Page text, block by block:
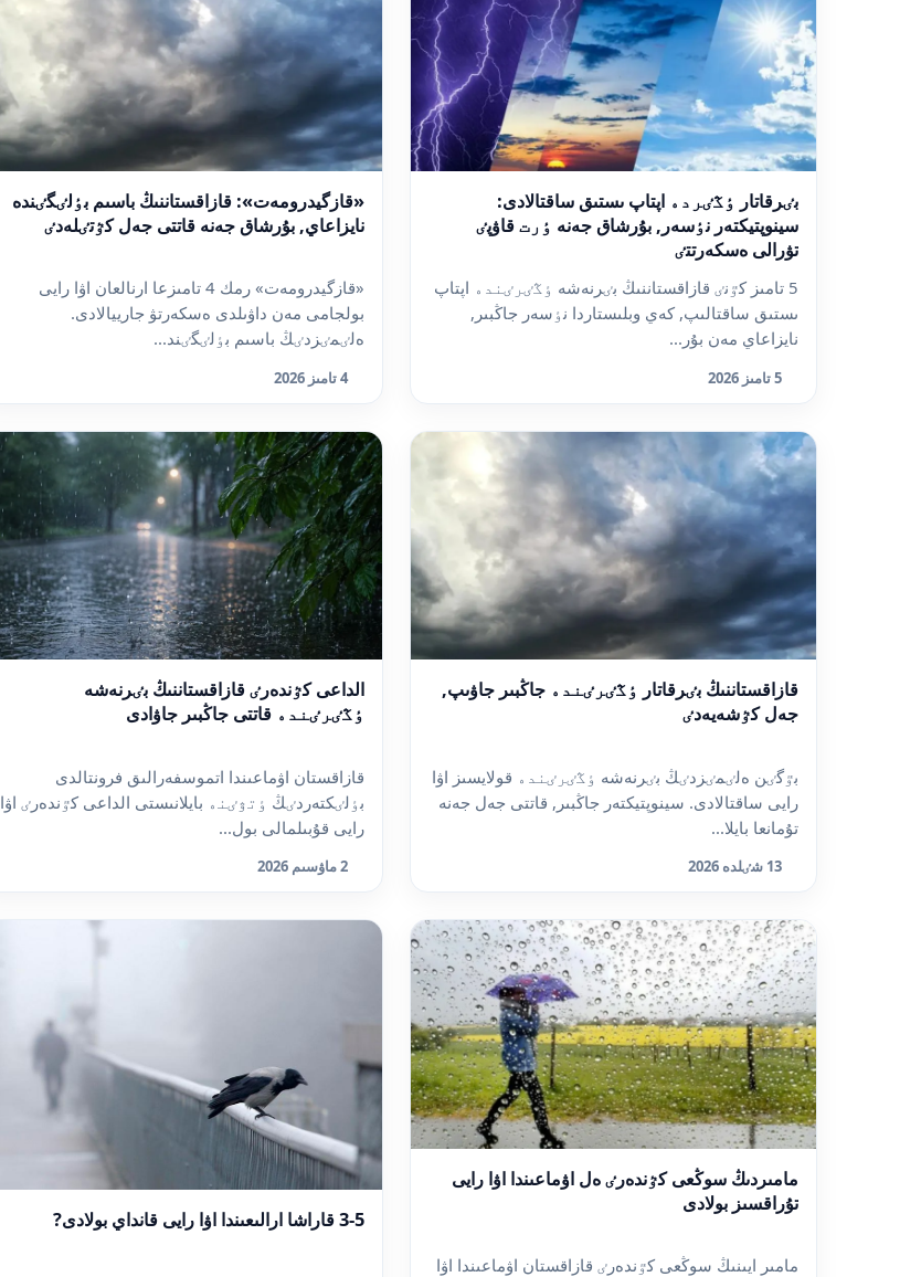
بٸرقاتار ٶڭٸردە اپتاپ ىستىق ساقتالادى:
سينوپتيكتەر نٶسەر, بۇرشاق جەنە ٶرت قاۋپٸ
تۋرالى ەسكەرتتٸ
5 تامىز كٷنٸ قازاقستاننىڭ بٸرنەشە ٶڭٸرٸندە اپتاپ
ىستىق ساقتالىپ, كەي وبلىستاردا نٶسەر جاڭبىر,
نايزاعاي مەن بۇر...
5 تامىز 2026
«قازگيدرومەت»: قازاقستاننىڭ باسىم بٶلٸگٸندە
نايزاعاي, بۇرشاق جەنە قاتتى جەل كٷتٸلەدٸ
«قازگيدرومەت» رمك 4 تامىزعا ارنالعان اۋا رايى
بولجامى مەن داۋىلدى ەسكەرتۋ جارييالادى.
ەلٸمٸزدٸڭ باسىم بٶلٸگٸند...
4 تامىز 2026
قازاقستاننىڭ بٸرقاتار ٶڭٸرٸندە جاڭبىر جاۋىپ,
جەل كٷشەيەدٸ
بٷگٸن ەلٸمٸزدٸڭ بٸرنەشە ٶڭٸرٸندە قولايسىز اۋا
رايى ساقتالادى. سينوپتيكتەر جاڭبىر, قاتتى جەل جەنە
تۇمانعا بايلا...
13 شٸلدە 2026
الداعى كٷندەرٸ قازاقستاننىڭ بٸرنەشە
ٶڭٸرٸندە قاتتى جاڭبىر جاۋادى
قازاقستان اۋماعىندا اتموسفەرالىق فرونتالدى
بٶلٸكتەردٸڭ ٶتۋٸنە بايلانىستى الداعى كٷندەرٸ اۋا
رايى قۇبىلمالى بول...
2 ماۋسىم 2026
مامىردىڭ سوڭعى كٷندەرٸ ەل اۋماعىندا اۋا رايى
تۇراقسىز بولادى
مامىر ايىنىڭ سوڭعى كٷندەرٸ قازاقستان اۋماعىندا اۋا
3-5 قاراشا ارالىعىندا اۋا رايى قانداي بولادى?